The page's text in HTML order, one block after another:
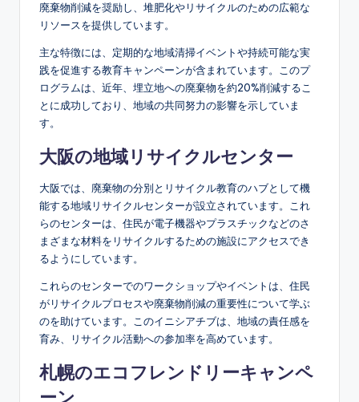
廃棄物削減を奨励し、堆肥化やリサイクルのための広範な
リソースを提供しています。
主な特徴には、定期的な地域清掃イベントや持続可能な実
践を促進する教育キャンペーンが含まれています。このプ
ログラムは、近年、埋立地への廃棄物を約20%削減するこ
とに成功しており、地域の共同努力の影響を示していま
す。
大阪の地域リサイクルセンター
大阪では、廃棄物の分別とリサイクル教育のハブとして機
能する地域リサイクルセンターが設立されています。これ
らのセンターは、住民が電子機器やプラスチックなどのさ
まざまな材料をリサイクルするための施設にアクセスでき
るようにしています。
これらのセンターでのワークショップやイベントは、住民
がリサイクルプロセスや廃棄物削減の重要性について学ぶ
のを助けています。このイニシアチブは、地域の責任感を
育み、リサイクル活動への参加率を高めています。
札幌のエコフレンドリーキャンペ